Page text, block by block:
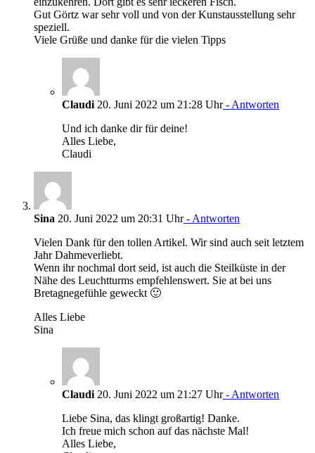
Gut Görtz war sehr voll und von der Kunstausstellung sehr
speziell.
Viele Grüße und danke für die vielen Tipps
Claudi20. Juni 2022 um 21:28 Uhr- Antworten
Und ich danke dir für deine!
Alles Liebe,
Claudi
Sina 20. Juni 2022 um 20:31 Uhr- Antworten
Vielen Dank für den tollen Artikel. Wir sind auch seit letztem
Jahr Dahmeverliebt.
Wenn ihr nochmal dort seid, ist auch die Steilküste in der
Nähe des Leuchtturms empfehlenswert. Sie at bei uns
Bretagnegefühle geweckt 🙂
Alles Liebe
Sina
Claudi20. Juni 2022 um 21:27 Uhr- Antworten
Liebe Sina, das klingt großartig! Danke.
Ich freue mich schon auf das nächste Mal!
Alles Liebe,